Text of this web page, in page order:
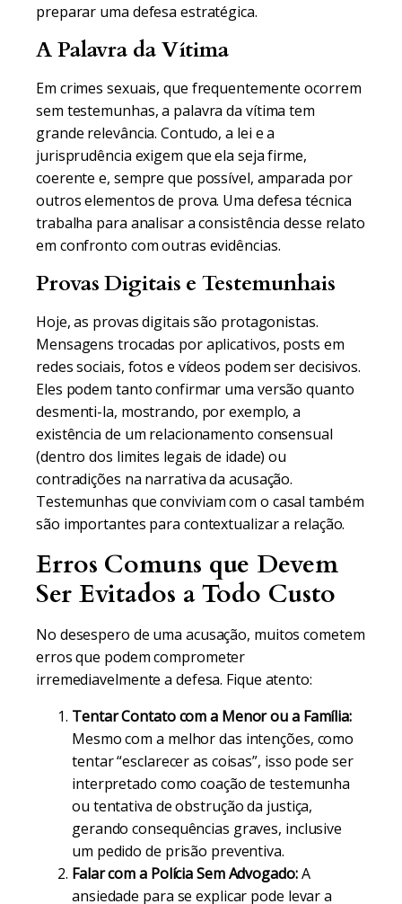
preparar uma defesa estratégica.
A Palavra da Vítima
Em crimes sexuais, que frequentemente ocorrem
sem testemunhas, a palavra da vítima tem
grande relevância. Contudo, a lei e a
jurisprudência exigem que ela seja firme,
coerente e, sempre que possível, amparada por
outros elementos de prova. Uma defesa técnica
trabalha para analisar a consistência desse relato
em confronto com outras evidências.
Provas Digitais e Testemunhais
Hoje, as provas digitais são protagonistas.
Mensagens trocadas por aplicativos, posts em
redes sociais, fotos e vídeos podem ser decisivos.
Eles podem tanto confirmar uma versão quanto
desmenti-la, mostrando, por exemplo, a
existência de um relacionamento consensual
(dentro dos limites legais de idade) ou
contradições na narrativa da acusação.
Testemunhas que conviviam com o casal também
são importantes para contextualizar a relação.
Erros Comuns que Devem
Ser Evitados a Todo Custo
No desespero de uma acusação, muitos cometem
erros que podem comprometer
irremediavelmente a defesa. Fique atento:
Tentar Contato com a Menor ou a Família:
Mesmo com a melhor das intenções, como
tentar “esclarecer as coisas”, isso pode ser
interpretado como coação de testemunha
ou tentativa de obstrução da justiça,
gerando consequências graves, inclusive
um pedido de prisão preventiva.
Falar com a Polícia Sem Advogado:A
ansiedade para se explicar pode levar a